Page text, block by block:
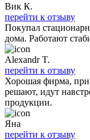
Вик К.
перейти к отзыву
Покупал
дома. Работают
Alexandr T.
перейти к отзыву
Хорошая фирма, при
решают, идут
продукции.
Яна
перейти к отзыву